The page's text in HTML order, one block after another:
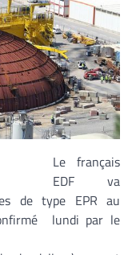
Le français
EDF va
de type EPR au
lundi par le